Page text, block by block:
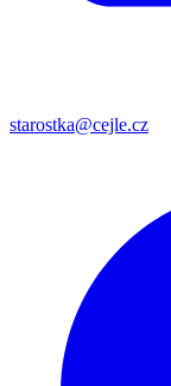
starostka@cejle.cz